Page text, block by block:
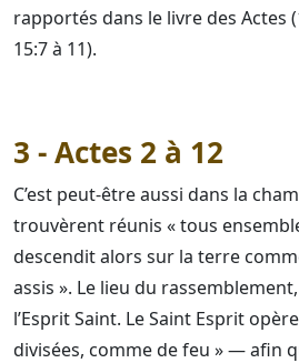
rapportés dans le livre des Actes
15:7 à 11).
3 - Actes 2 à 12
C’est peut-être aussi dans la
trouvèrent réunis « tous
descendit alors sur la terre
assis ». Le lieu du
l’Esprit Saint. Le Saint Esprit
divisées, comme de feu » — afin